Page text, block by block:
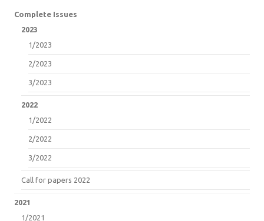
Complete Issues
2023
1/2023
2/2023
3/2023
2022
1/2022
2/2022
3/2022
Call for papers 2022
2021
1/2021